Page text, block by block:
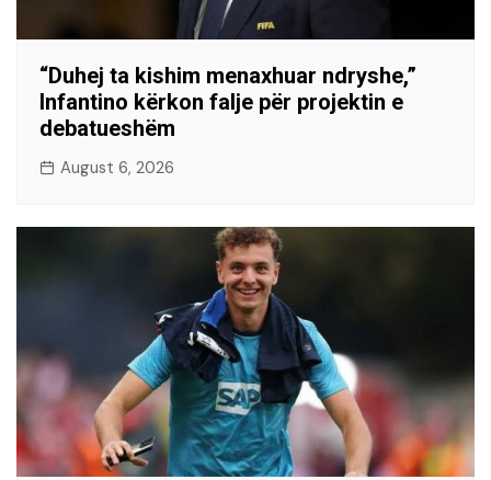
“Duhej ta kishim menaxhuar ndryshe,”
Infantino kërkon falje për projektin e
debatueshëm
August 6, 2026